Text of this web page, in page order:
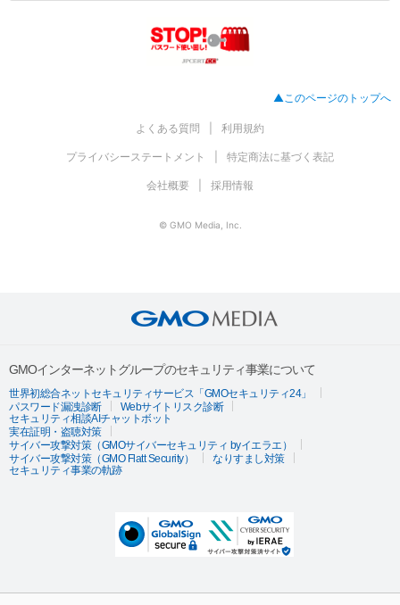
▲このページのトップへ
よくある質問 利用規約
プライバシーステートメント 特定商法に基づく表記
会社概要 採用情報
© GMO Media, Inc.
GMOインターネットグループのセキュリティ事業について
世界初総合ネットセキュリティサービス「GMOセキュリティ24」
パスワード漏洩診断
Webサイトリスク診断
セキュリティ相談AIチャットボット
実在証明・盗聴対策
サイバー攻撃対策（GMOサイバーセキュリティ byイエラエ）
サイバー攻撃対策（GMO Flatt Security）
なりすまし対策
セキュリティ事業の軌跡